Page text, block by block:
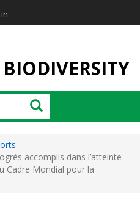
Search
accomplis dans l’atteinte
Cadre Mondial pour la